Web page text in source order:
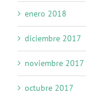
enero 2018
diciembre 2017
noviembre 2017
octubre 2017